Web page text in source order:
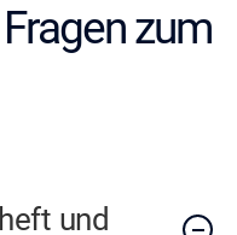
zum
und